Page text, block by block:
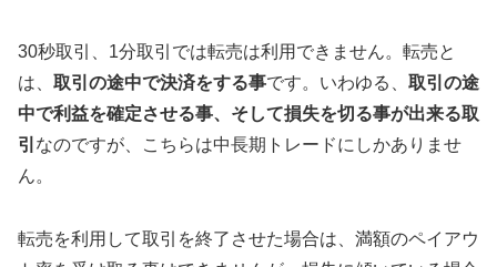
30秒取引、1分取引では転売は利用できません。転売と
は、 取引の途中で決済をする事です。いわゆる、 取引の途
中で利益を確定させる事、そして損失を切る事が出来る取
引 なのですが、こちらは中長期トレードにしかありませ
ん。
転売を利用して取引を終了させた場合は、満額のペイアウ